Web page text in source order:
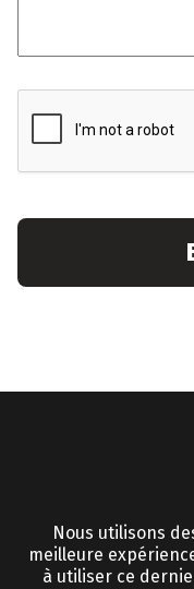
Nous utilisons
meilleure
à utiliser ce